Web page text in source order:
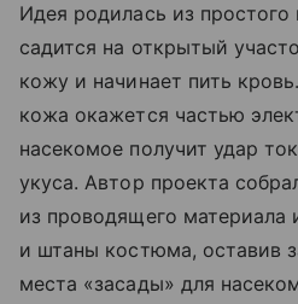
Идея родилась из
садится на открытый
кожу и начинает пить
кожа окажется частью
насекомое получит удар
укуса. Автор проекта
из проводящего материала
и штаны костюма, оставив
места «засады» для